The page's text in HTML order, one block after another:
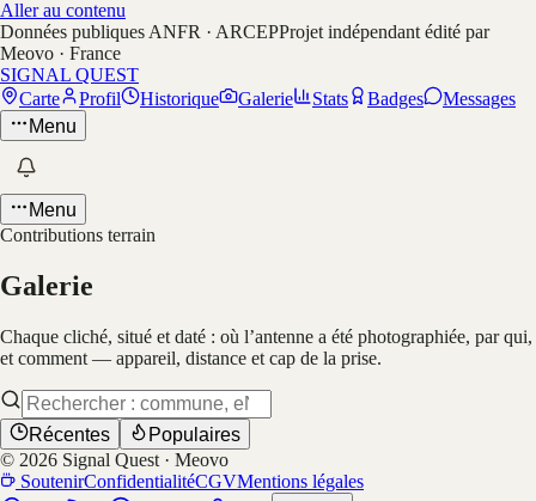
Aller au contenu
Données publiques ANFR · ARCEPProjet indépendant édité par
Meovo · France
SIGNAL QUEST
Carte
Profil Historique Galerie Stats Badges
Messages
Menu
Menu
Contributions terrain
Galerie
Chaque cliché, situé et daté : où l’antenne a été photographiée, par qui,
et comment — appareil, distance et cap de la prise.
Récentes
Populaires
© 2026 Signal Quest · Meovo
SoutenirConfidentialitéCGVMentions légales